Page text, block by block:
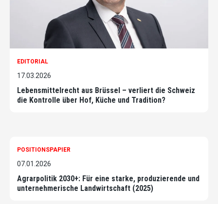
EDITORIAL
17.03.2026
Lebensmittelrecht aus Brüssel – verliert die Schweiz
die Kontrolle über Hof, Küche und Tradition?
POSITIONSPAPIER
07.01.2026
Agrarpolitik 2030+: Für eine starke, produzierende und
unternehmerische Landwirtschaft (2025)